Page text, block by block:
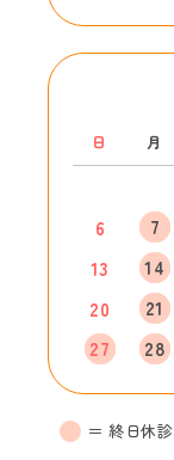
日 月
6
7
13
14
20
21
27
28
＝ 終日休診